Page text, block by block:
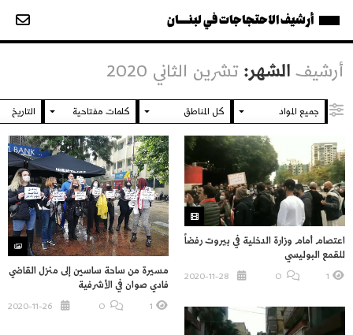
أرشيف الاحتجاجات في لبنــــان
أرشيف الشهر: تشرين الثاني 2020
اعتصام أمام وزارة الدخلية في بيروت رفضاً
للقمع البوليسي
1
O
مسيرة من ساحة ساسين إلى منزل القاضي
فادي صوان في الأشرفية
1
O